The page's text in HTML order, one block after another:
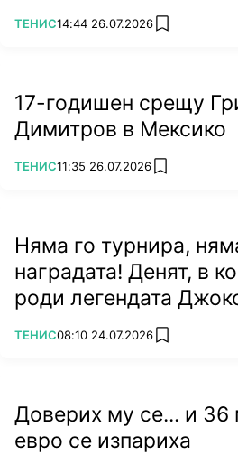
ПОВЕЧЕ ОТ
ТЕНИС14:44 26.07.2026 add favorites
17-годишен срещу
Димитров в Мексико
ПОВЕЧЕ ОТ
ТЕНИС11:35 26.07.2026 add favorites
Няма го турнира,
наградата! Денят, в
роди легендата
ПОВЕЧЕ ОТ
ТЕНИС08:10 24.07.2026 add favorites
Доверих му се... и 36
евро се изпариха